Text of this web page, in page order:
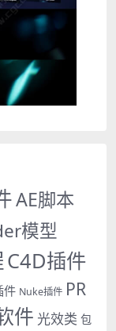
AE脚本
模型
C4D插件
件 Nuke插件 PR
件 光效类 包